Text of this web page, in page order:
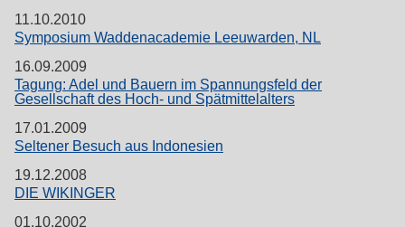
11.10.2010
Symposium Waddenacademie Leeuwarden, NL
16.09.2009
Tagung: Adel und Bauern im Spannungsfeld der
Gesellschaft des Hoch- und Spätmittelalters
17.01.2009
Seltener Besuch aus Indonesien
19.12.2008
DIE WIKINGER
01.10.2002